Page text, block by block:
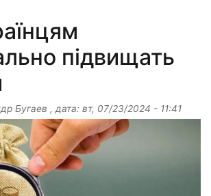
підвищать
Бугаев , дата: вт, 07/23/2024 - 11:41